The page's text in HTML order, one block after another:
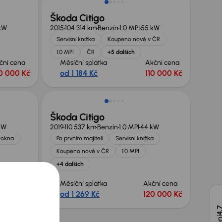
cena
000 Kč
Škoda Citigo
2015104 314 kmBenzín1.0 MPI55 kW
Servisní knížka
Koupeno nové v ČR
1.0 MPI
ČR +5 dalších
Měsíční splátka
od 1 184 Kč
Akční cena
110 000 Kč
okna
Škoda Citigo
2019110 537 kmBenzín1.0 MPI44 kW
Po prvním majiteli
Servisní knížka
Koupeno nové v ČR
1.0 MPI
+4 dalších
Měsíční splátka
od 1 269 Kč
Akční cena
120 000 Kč